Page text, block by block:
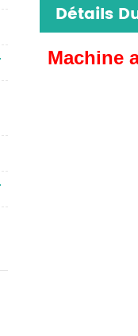
Détails
Machine